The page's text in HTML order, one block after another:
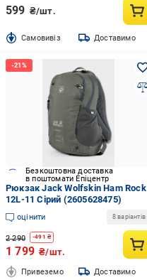
599 ₴/шт.
Cамовивіз Доставимо
Безкоштовна доставка
в поштомати Епіцентр
Рюкзак Jack Wolfskin Ham Rock
12L-11 Сірий (2605628475)
оцінити 8 варіантів
2 290 -491 ₴
1 799 ₴/шт.
Привеземо Доставимо